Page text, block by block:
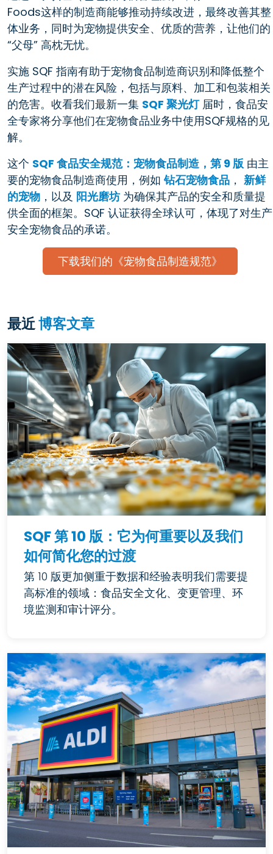
Foods这样的制造商能够推动持续改进，最终改善其整
体业务，同时为宠物提供安全、优质的营养，让他们的
“父母” 高枕无忧。
实施 SQF 指南有助于宠物食品制造商识别和降低整个
生产过程中的潜在风险，包括与原料、加工和包装相关
的危害。收看我们最新一集 SQF 聚光灯届时，食品安
全专家将分享他们在宠物食品业务中使用SQF规格的见
解。
这个 SQF 食品安全规范：宠物食品制造，第 9 版 由主
要的宠物食品制造商使用，例如钻石宠物食品 ， 新鲜
的宠物 ，以及 阳光磨坊为确保其产品的安全和质量提
供全面的框架。SQF 认证获得全球认可，体现了对生产
安全宠物食品的承诺。
下载我们的《宠物食品制造规范》
最近博客文章
SQF 第 10 版：它为何重要以及我们
如何简化您的过渡
第 10 版更加侧重于数据和经验表明我们需要提
高标准的领域：食品安全文化、变更管理、环
境监测和审计评分。